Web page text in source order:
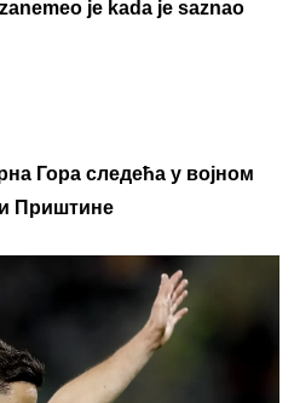
je kada je saznao
Гора следећа у војном
Приштине